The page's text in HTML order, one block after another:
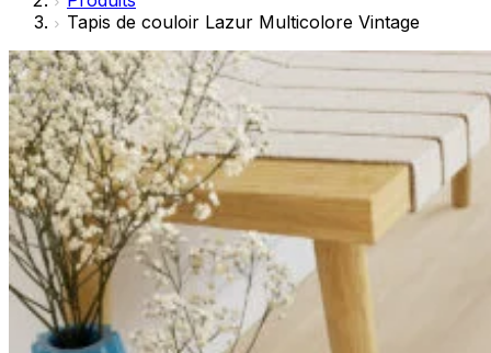
Tapis de couloir Lazur Multicolore Vintage
Les cookies non classés sont des cookies qui sont en